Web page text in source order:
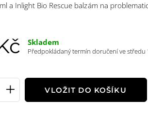
a Inlight Bio Rescue balzám na
Skladem
Předpokládaný termín doručení ve středu
+ VLOŽIT DO KOŠÍKU